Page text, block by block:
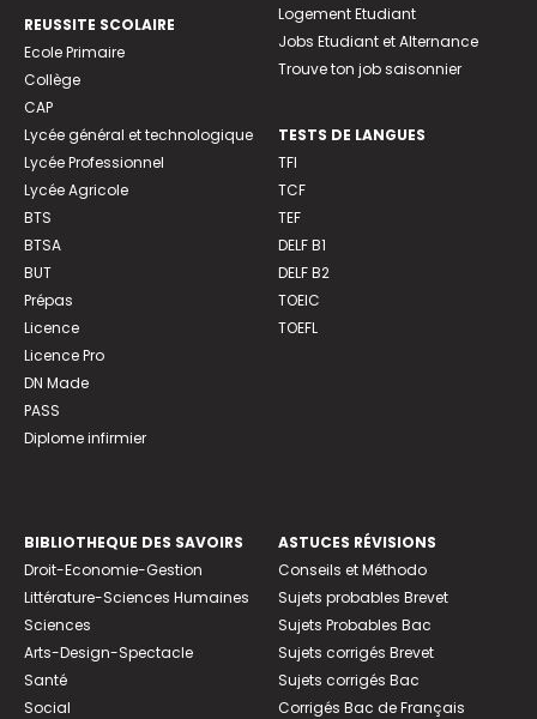
REUSSITE SCOLAIRE
Ecole Primaire
Collège
CAP
Lycée général et technologique
Lycée Professionnel
Lycée Agricole
BTS
BTSA
BUT
Prépas
Licence
Licence Pro
DN Made
PASS
Diplome infirmier
Logement Etudiant
Jobs Etudiant et Alternance
Trouve ton job saisonnier
TESTS DE LANGUES
TFI
TCF
TEF
DELF B1
DELF B2
TOEIC
TOEFL
BIBLIOTHEQUE DES SAVOIRS
Droit-Economie-Gestion
Littérature-Sciences Humaines
Sciences
Arts-Design-Spectacle
Santé
Social
ASTUCES RÉVISIONS
Conseils et Méthodo
Sujets probables Brevet
Sujets Probables Bac
Sujets corrigés Brevet
Sujets corrigés Bac
Corrigés Bac de Français